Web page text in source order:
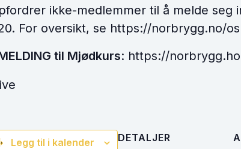
ikke-medlemmer til å melde seg
For oversikt, se https://norbrygg.no/
til Mjødkurs: https://
Legg til i kalender
DETALJER